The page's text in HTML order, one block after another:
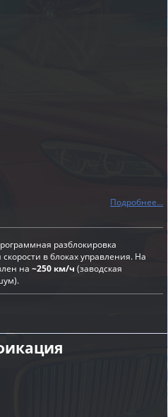
Подробнее...
разблокировка
в блоках управления. На
на ~250 км/ч (заводская